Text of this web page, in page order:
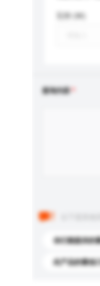
瓦特 (W)
查询内容
你们能提供的
此产品的最低